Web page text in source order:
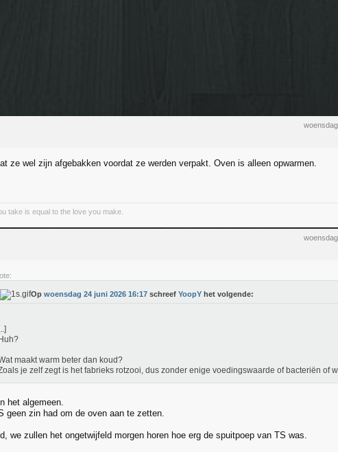
ze wel zijn afgebakken voordat ze werden verpakt. Oven is alleen opwarmen.
take is equal to the love you make.
Op woensdag 24 juni 2026 16:17 schreef YoopY het volgende:
[..]
Huh?
maakt warm beter dan koud?
je zelf zegt is het fabrieks rotzooi, dus zonder enige voedingswaarde of bacteriën of
het algemeen.
geen zin had om de oven aan te zetten.
we zullen het ongetwijfeld morgen horen hoe erg de spuitpoep van TS was.